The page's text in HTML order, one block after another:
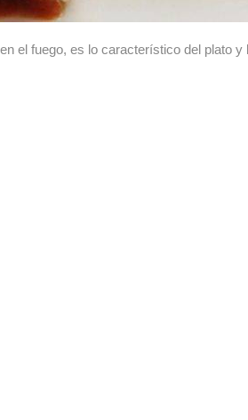
el fuego, es lo característico del plato